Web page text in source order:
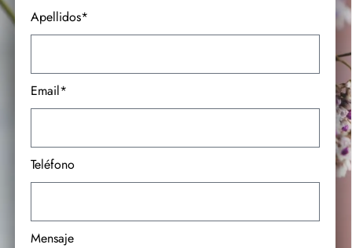
Apellidos*
Email*
Teléfono
Mensaje